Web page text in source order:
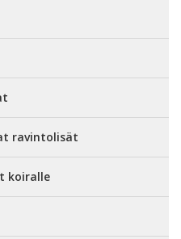
ravintolisät
koiralle